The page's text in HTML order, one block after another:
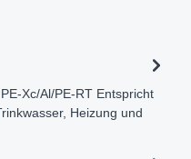
Xc/Al/PE-RT Entspricht
Heizung und